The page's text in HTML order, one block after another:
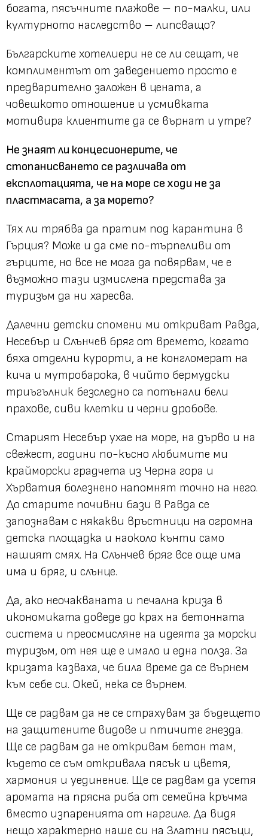
богата, пясъчните плажове – по-малки, или
културното наследство – липсващо?
Българските хотелиери не се ли сещат, че
комплиментът от заведението просто е
предварително заложен в цената, а
човешкото отношение и усмивката
мотивира клиентите да се върнат и утре?
Не знаят ли концесионерите, че
стопанисването се различава от
експлотацията, че на море се ходи не за
пластмасата, а за морето?
Тях ли трябва да пратим под карантина в
Гърция? Може и да сме по-търпеливи от
гърците, но все не мога да повярвам, че е
възможно тази измислена представа за
туризъм да ни харесва.
Далечни детски спомени ми откриват Равда,
Несебър и Слънчев бряг от времето, когато
бяха отделни курорти, а не конгломерат на
кича и мутробарока, в чийто бермудски
триъгълник безследно са потънали бели
прахове, сиви клетки и черни дробове.
Старият Несебър ухае на море, на дърво и на
свежест, години по-късно любимите ми
крайморски градчета из Черна гора и
Хърватия болезнено напомнят точно на него.
До старите почивни бази в Равда се
запознавам с някакви връстници на огромна
детска площадка и наоколо кънти само
нашият смях. На Слънчев бряг все още има
има и бряг, и слънце.
Да, ако неочакваната и печална криза в
икономиката доведе до крах на бетонната
система и преосмисляне на идеята за морски
туризъм, от нея ще е имало и една полза. За
кризата казваха, че била време да се върнем
към себе си. Окей, нека се върнем.
Ще се радвам да не се страхувам за бъдещето
на защитените видове и птичите гнезда.
Ще се радвам да не откривам бетон там,
където се съм откривала пясък и цветя,
хармония и уединение. Ще се радвам да усетя
аромата на прясна риба от семейна кръчма
вместо изпаренията от наргиле. Да видя
нещо характерно наше си на Златни пясъци,